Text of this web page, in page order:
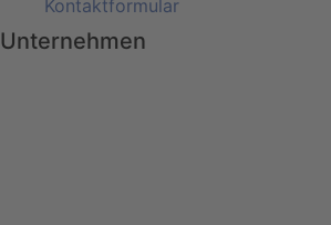
Kontaktformular
Unternehmen